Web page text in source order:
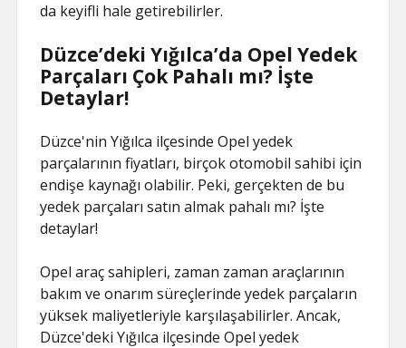
da keyifli hale getirebilirler.
Düzce’deki Yığılca’da Opel Yedek
Parçaları Çok Pahalı mı? İşte
Detaylar!
Düzce'nin Yığılca ilçesinde Opel yedek
parçalarının fiyatları, birçok otomobil sahibi için
endişe kaynağı olabilir. Peki, gerçekten de bu
yedek parçaları satın almak pahalı mı? İşte
detaylar!
Opel araç sahipleri, zaman zaman araçlarının
bakım ve onarım süreçlerinde yedek parçaların
yüksek maliyetleriyle karşılaşabilirler. Ancak,
Düzce'deki Yığılca ilçesinde Opel yedek